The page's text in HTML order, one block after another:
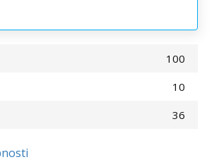
100
10
36